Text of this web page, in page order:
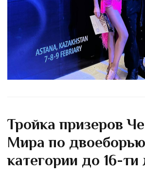
Тройка призеров
Мира по
категории до 16-ти